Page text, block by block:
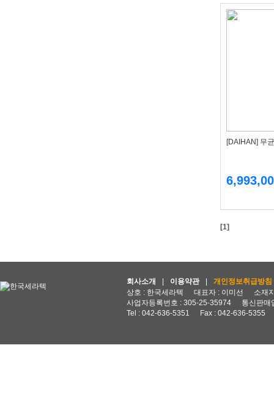
[DAIHAN] 무
[1]
회사소개 이용약관
개인정보취급방침
상호 : 한국세라텍
대표자 : 이미선
소재
사업자등록번호 : 305-25-35974
통신판매
Tel : 042-636-5351
Fax : 042-636-5355